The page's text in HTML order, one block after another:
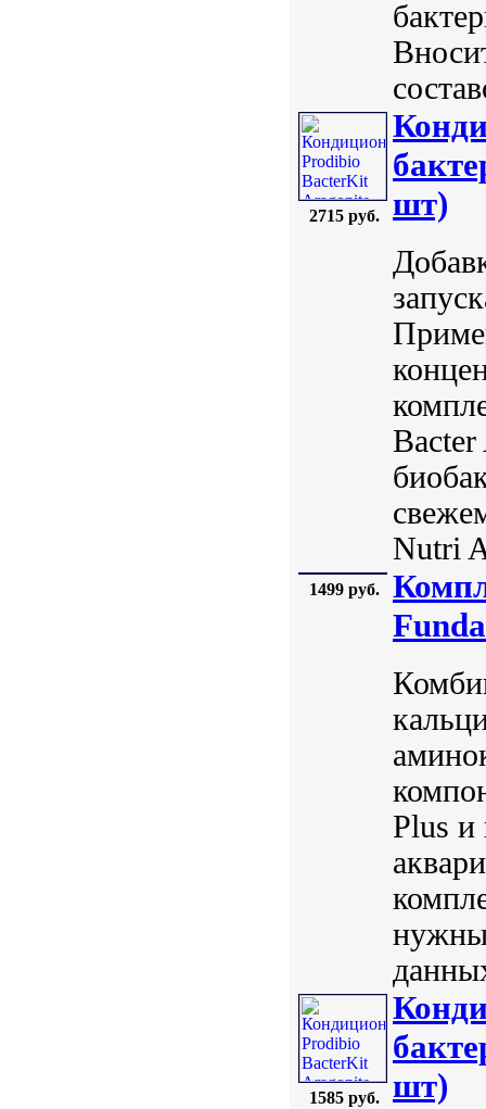
2715 руб.
шт)
Nutri
1499 руб.
Plus и
нужны
1585 руб.
шт)